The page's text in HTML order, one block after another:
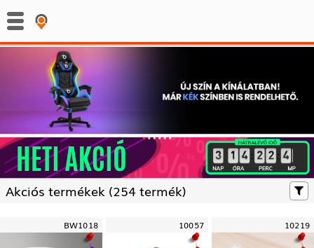
: :
Akciós termékek (254 termék)
BW1018 10057 10219